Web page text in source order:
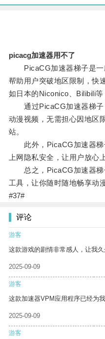
picacg加速器用不了
PicaCG加速器梯子是一
帮助用户突破地区限制，快
如日本的Niconico、Bilibili等
通过PicaCG加速器梯子
动漫视频，无需担心因地区
站。
此外，PicaCG加速器梯
上网隐私安全，让用户放心
总之，PicaCG加速器梯
工具，让你随时随地畅享动
#37#
评论
游客
这款游戏的剧情非常感人，让我久
2025-09-09
游客
这款加速器VPM应用程序已经为
2025-09-09
游客